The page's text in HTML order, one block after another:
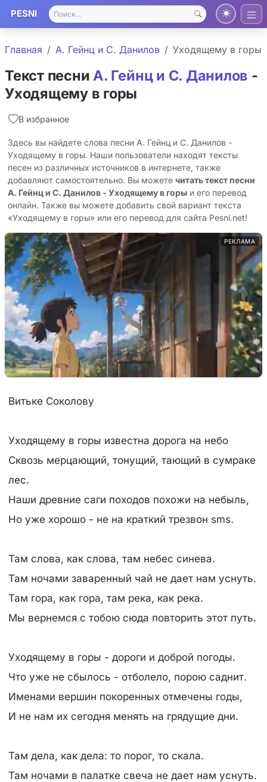
PESNI
Главная А. Гейнц и С. Данилов Уходящему в горы
Текст песни А. Гейнц и С. Данилов -
Уходящему в горы
В избранное
Здесь вы найдете слова песни А. Гейнц и С. Данилов -
Уходящему в горы. Наши пользователи находят тексты
песен из различных источников в интернете, также
добавляют самостоятельно. Вы можете читать текст песни
А. Гейнц и С. Данилов - Уходящему в горы и его перевод
онлайн. Также вы можете добавить свой вариант текста
«Уходящему в горы» или его перевод для сайта Pesni.net!
РЕКЛАМА
Витьке Соколову
Уходящему в горы известна дорога на небо
Сквозь мерцающий, тонущий, тающий в сумраке
лес.
Наши древние саги походов похожи на небыль,
Но уже хорошо - не на краткий трезвон sms.
Там слова, как слова, там небес синева.
Там ночами заваренный чай не дает нам уснуть.
Там гора, как гора, там река, как река.
Мы вернемся с тобою сюда повторить этот путь.
Уходящему в горы - дороги и доброй погоды.
Что уже не сбылось - отболело, порою саднит.
Именами вершин покоренных отмечены годы,
И не нам их сегодня менять на грядущие дни.
Там дела, как дела: то порог, то скала.
Там ночами в палатке свеча не дает нам уснуть.